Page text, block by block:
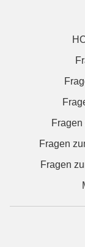
Fragen
Fragen